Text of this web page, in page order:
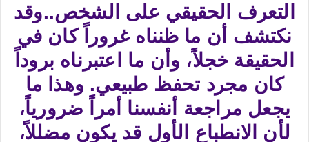
التعرف الحقيقي على الشخص..وقد
نكتشف أن ما ظنناه غروراً كان في
الحقيقة خجلاً، وأن ما اعتبرناه بروداً
كان مجرد تحفظ طبيعي. وهذا ما
يجعل مراجعة أنفسنا أمراً ضرورياً،
لأن الانطباع الأول قد يكون مضللاً،